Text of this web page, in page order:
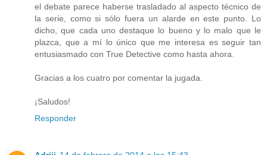
el debate parece haberse trasladado al aspecto técnico de
la serie, como si sólo fuera un alarde en este punto. Lo
dicho, que cada uno destaque lo bueno y lo malo que le
plazca, que a mí lo único que me interesa es seguir tan
entusiasmado con True Detective como hasta ahora.
Gracias a los cuatro por comentar la jugada.
¡Saludos!
Responder